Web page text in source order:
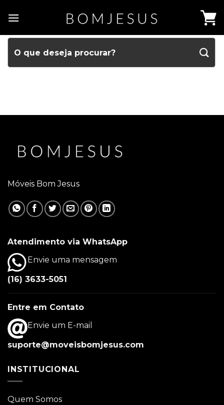
Móveis Bom Jesus
Atendimento via WhatsApp
Envie uma mensagem
(16) 3633-5051
Entre em Contato
Envie um E-mail
suporte@moveisbomjesus.com
INSTITUCIONAL
Quem Somos